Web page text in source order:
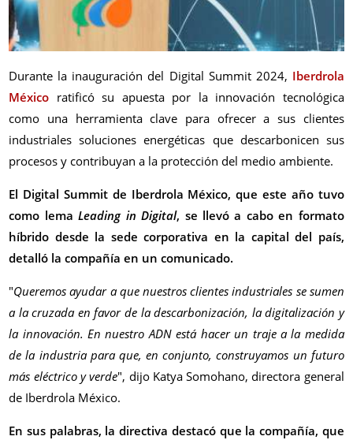
Durante la inauguración del Digital Summit 2024, Iberdrola
México ratificó su apuesta por la innovación tecnológica
como una herramienta clave para ofrecer a sus clientes
industriales soluciones energéticas que descarbonicen sus
procesos y contribuyan a la protección del medio ambiente.
El Digital Summit de Iberdrola México, que este año tuvo
como lemaLeading in Digital, se llevó a cabo en formato
híbrido desde la sede corporativa en la capital del país,
detalló la compañía en un comunicado.
"Queremos ayudar a que nuestros clientes industriales se sumen
a la cruzada en favor de la descarbonización, la digitalización y
la innovación. En nuestro ADN está hacer un traje a la medida
de la industria para que, en conjunto, construyamos un futuro
más eléctrico y verde", dijo Katya Somohano, directora general
de Iberdrola México.
En sus palabras, la directiva destacó que la compañía, que